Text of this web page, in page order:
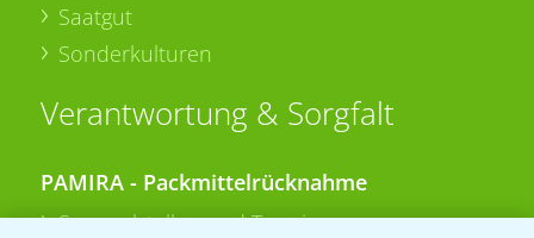
Saatgut
Sonderkulturen
Verantwortung & Sorgfalt
PAMIRA - Packmittelrücknahme
Sammelstellen und Termine